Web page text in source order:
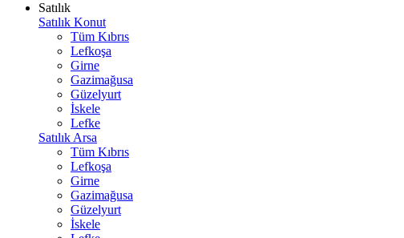
Satılık
Satılık Konut
Tüm Kıbrıs
Lefkoşa
Girne
Gazimağusa
Güzelyurt
İskele
Lefke
Satılık Arsa
Tüm Kıbrıs
Lefkoşa
Girne
Gazimağusa
Güzelyurt
İskele